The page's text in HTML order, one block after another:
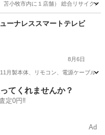
苫小牧市内に１店舗） 総合リサイク
家電
ーナレススマートテレビ
8月6日
月製本体、リモコン、電源ケーブル
てくれませんか？
定0円‼️
Ad